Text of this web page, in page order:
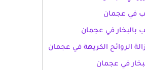
في عجمان
بالبخار في عجمان
الروائح الكريهة في عجمان
في عجمان